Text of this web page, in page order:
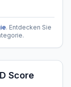
. Entdecken Sie
Score